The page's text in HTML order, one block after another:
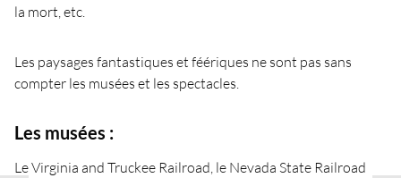
la mort, etc.
Les paysages fantastiques et féériques ne sont pas sans
compter les musées et les spectacles.
Les musées :
Le Virginia and Truckee Railroad, le Nevada State Railroad